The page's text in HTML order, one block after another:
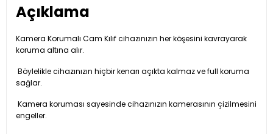
Açıklama
Kamera Korumalı Cam Kılıf cihazınızın her köşesini kavrayarak
koruma altına alır.
Böylelikle cihazınızın hiçbir kenarı açıkta kalmaz ve full koruma
sağlar.
Kamera koruması sayesinde cihazınızın kamerasının çizilmesini
engeller.